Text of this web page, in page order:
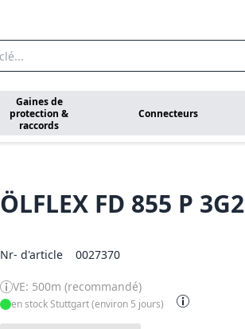
Gaines de
protection &
raccords
Connecteurs
ÖLFLEX FD 855 P
Nr- d'article 0027370
VE: 500m (recommandé)
en stock Stuttgart (environ 5 jours)